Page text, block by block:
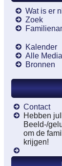
Wat is er
Zoek
Kalender
Alle Media
Bronnen
Contact
Hebben
Beeld-/
om de
krijgen!